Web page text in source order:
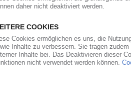
im Juli
Erzeuger und Verarbeiter darauf, das
Propylen von 190 EUR/t war